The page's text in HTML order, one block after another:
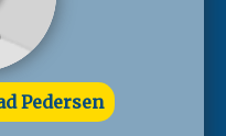
Pedersen